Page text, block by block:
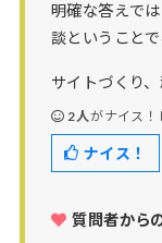
明確な答えで
談ということで
サイトづくり
2人がナイス
ナイス！
質問者から